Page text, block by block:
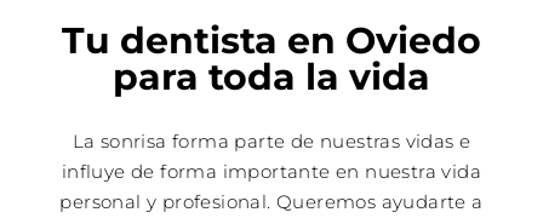
Tu dentista en Oviedo
para toda la vida
La sonrisa forma parte de nuestras vidas e
influye de forma importante en nuestra vida
personal y profesional. Queremos ayudarte a